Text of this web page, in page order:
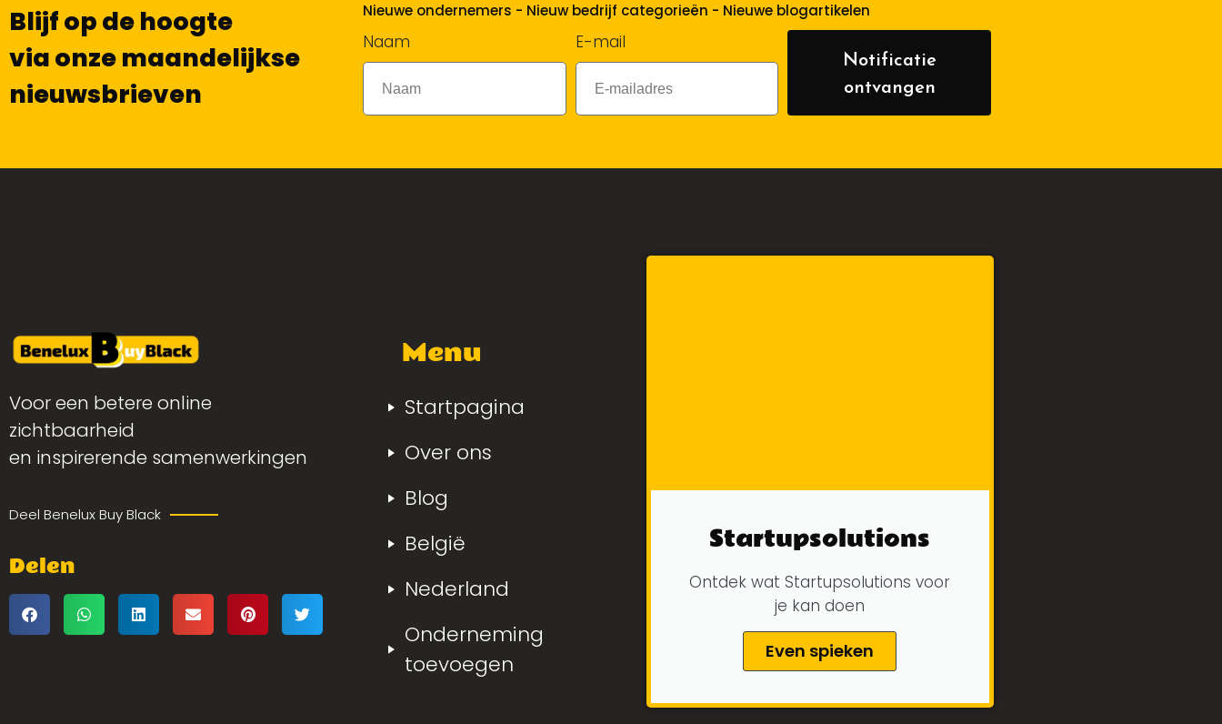
Blijf op de hoogte
via onze maandelijkse
nieuwsbrieven
Nieuwe ondernemers - Nieuw bedrijf categorieën - Nieuwe blogartikelen
Naam E-mail
Notificatie
ontvangen
Voor een betere online
zichtbaarheid
en inspirerende samenwerkingen
Deel Benelux Buy Black
Delen
Menu
Startpagina
Over ons
Blog
België
Nederland
Onderneming
toevoegen
Startupsolutions
Ontdek wat Startupsolutions voor
je kan doen
Even spieken